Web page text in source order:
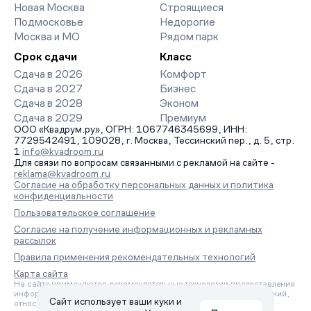
Новая Москва
Подмосковье
Москва и МО
Строящиеся
Недорогие
Рядом парк
Срок сдачи
Сдача в 2026
Сдача в 2027
Сдача в 2028
Сдача в 2029
Класс
Комфорт
Бизнес
Эконом
Премиум
ООО «Квадрум.ру», ОГРН: 1067746345699, ИНН:
7729542491, 109028, г. Москва, Тессинский пер., д. 5, стр.
1 info@kvadroom.ru
Для связи по вопросам связанными с рекламой на сайте -
reklama@kvadroom.ru
Согласие на обработку персональных данных и политика
конфиденциальности
Пользовательское соглашение
Согласие на получение информационных и рекламных
рассылок
Правила применения рекомендательных технологий
Карта сайта
На сайте применяются рекомендательные технологии предоставления
информации на основе сбора, систематизации и анализа сведений,
относящихся к предпочтениям пользователей сети «Интернет»,
Сайт использует ваши куки и